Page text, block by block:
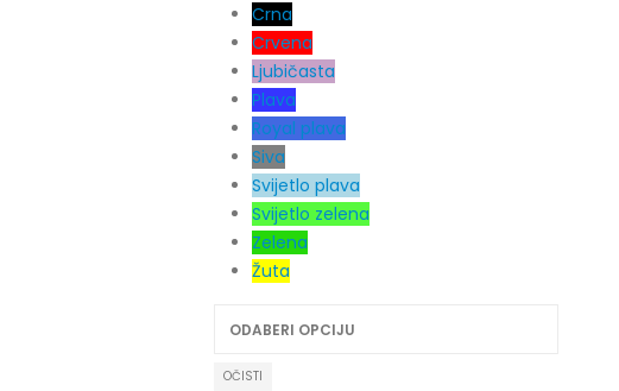
Crna
Crvena
Ljubičasta
Plava
Royal plava
Siva
Svijetlo plava
Svijetlo zelena
Zelena
Žuta
OČISTI